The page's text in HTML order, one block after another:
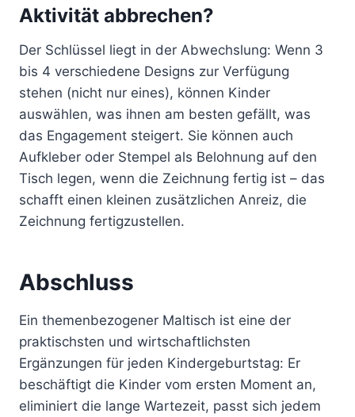
Aktivität abbrechen?
Der Schlüssel liegt in der Abwechslung: Wenn 3
bis 4 verschiedene Designs zur Verfügung
stehen (nicht nur eines), können Kinder
auswählen, was ihnen am besten gefällt, was
das Engagement steigert. Sie können auch
Aufkleber oder Stempel als Belohnung auf den
Tisch legen, wenn die Zeichnung fertig ist – das
schafft einen kleinen zusätzlichen Anreiz, die
Zeichnung fertigzustellen.
Abschluss
Ein themenbezogener Maltisch ist eine der
praktischsten und wirtschaftlichsten
Ergänzungen für jeden Kindergeburtstag: Er
beschäftigt die Kinder vom ersten Moment an,
eliminiert die lange Wartezeit, passt sich jedem